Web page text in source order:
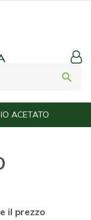
search
ACETATO
il prezzo